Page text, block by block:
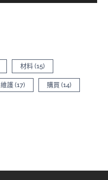
材料 (15)
維護 (17) 購買 (14)